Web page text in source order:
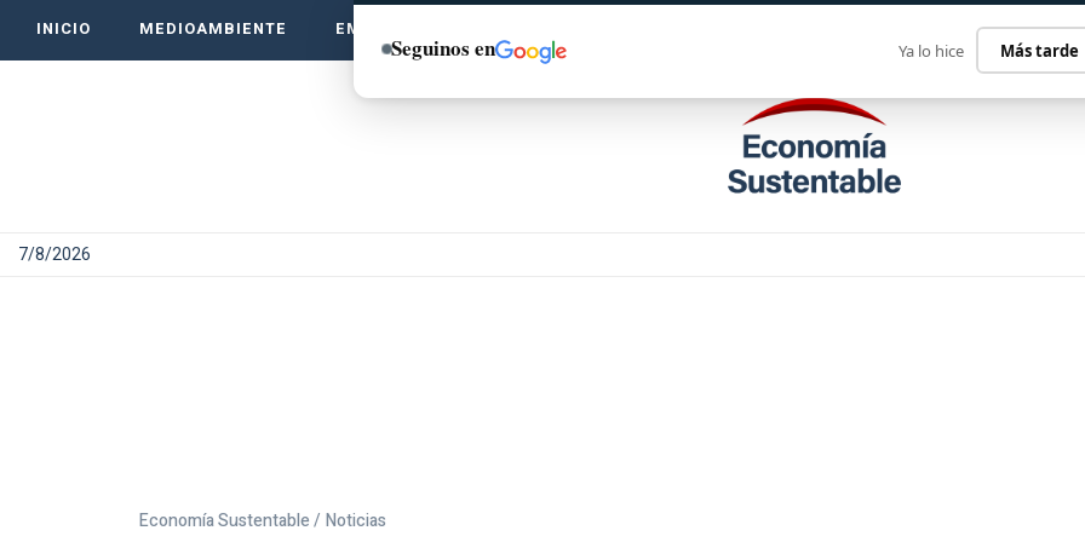
INICIO MEDIOAMBIENTE EMPRENDE VERDE
7/8/2026
Economía Sustentable / Noticias
Seguinos en Ya lo hice Más tarde